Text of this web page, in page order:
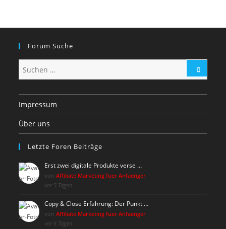
Forum Suche
Impressum
Über uns
Letzte Foren Beiträge
Erst zwei digitale Produkte verse …
vonAffiliate Marketing fuer Anfaenger
vor 5 Tagen
Copy & Close Erfahrung: Der Punkt …
vonAffiliate Marketing fuer Anfaenger
vor 6 Tagen